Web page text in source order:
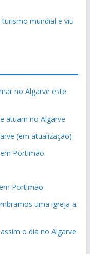
mundial e viu
no Algarve este
atuam no Algarve
(em atualização)
Portimão
Portimão
uma igreja a
o dia no Algarve